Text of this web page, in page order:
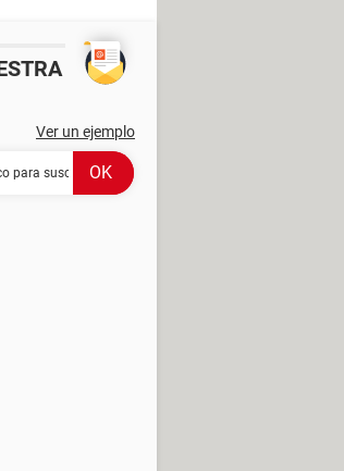
Ver un ejemplo